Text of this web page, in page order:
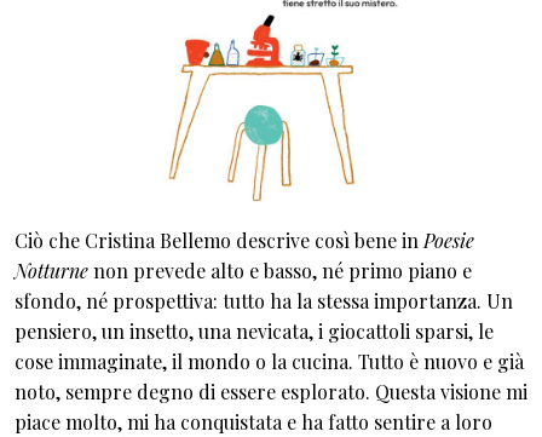
Ciò che Cristina Bellemo descrive così bene in Poesie
Notturnenon prevede alto e basso, né primo piano e
sfondo, né prospettiva: tutto ha la stessa importanza. Un
pensiero, un insetto, una nevicata, i giocattoli sparsi, le
cose immaginate, il mondo o la cucina. Tutto è nuovo e già
noto, sempre degno di essere esplorato. Questa visione mi
piace molto, mi ha conquistata e ha fatto sentire a loro